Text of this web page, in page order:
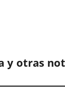
y otras